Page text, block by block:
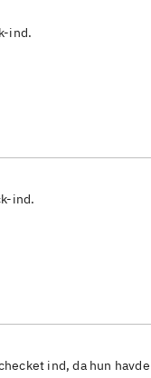
ind.
ind.
ind, da hun havde